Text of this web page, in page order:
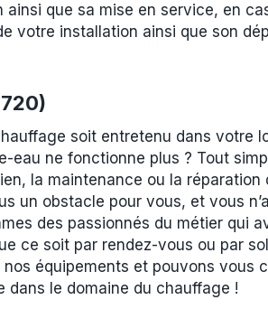
que sa mise en service, en
votre installation ainsi que son
soit entretenu dans votre
eau ne fonctionne plus ? Tout
la maintenance ou la réparation
un obstacle pour vous, et vous
des passionnés du métier qui
ce soit par rendez-vous ou par
équipements et pouvons vous
dans le domaine du chauffage !